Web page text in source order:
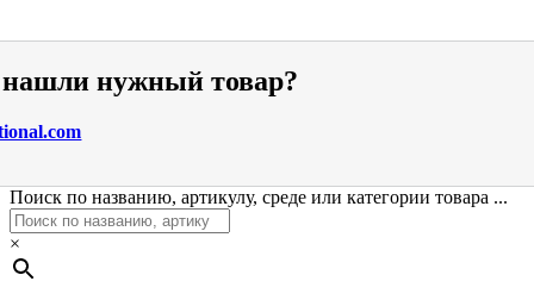
нужный товар?
Поиск по названию, артикулу, среде или категории товара ...
×